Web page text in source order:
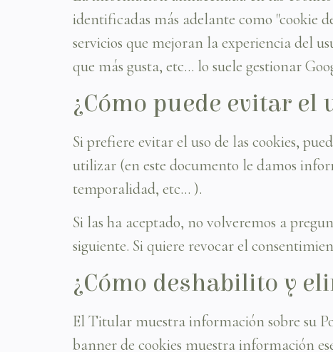
identificadas más adelante como "cookie
servicios que mejoran la experiencia del
que más gusta, etc... lo suele gestionar
¿Cómo puede evitar el
Si prefiere evitar el uso de las cookies,
utilizar (en este documento le damos
temporalidad, etc... ).
Si las ha aceptado, no volveremos a
siguiente. Si quiere revocar el
¿Cómo deshabilito y
El Titular muestra información sobre su
banner de cookies muestra información